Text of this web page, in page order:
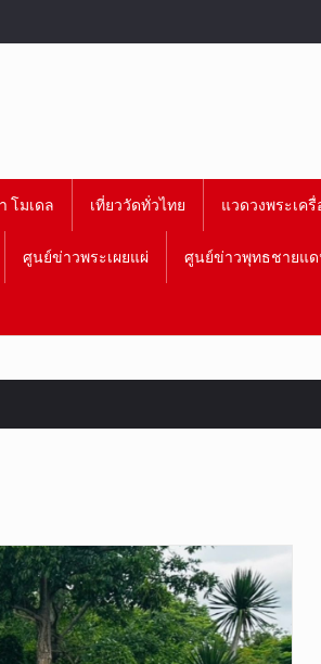
โมเดล เที่ยววัดทั่วไทย แวดวงพระเครื่
ศูนย์ข่าวพระเผยแผ่ ศูนย์ข่าวพุทธชายแด